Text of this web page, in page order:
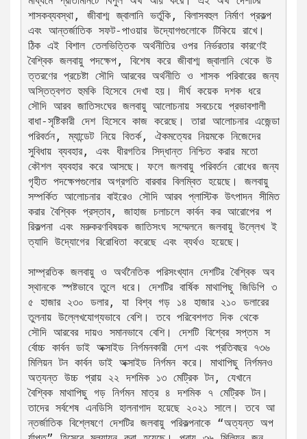
শাসকব্যবস্থা, জীবাশ্ম জ্বালানি ভর্তুকি, বিলাসবহুল নির্মাণ প্রকল্প
এবং আন্তর্জাতিক সফট-পাওয়ার উদ্যোগগুলোকে টিকিয়ে রাখে।
ঠিক এই বিশাল তেলভিত্তিক অর্থনীতির ওপর নির্ভরতার কারণেই
বৈশ্বিক জলবায়ু পদক্ষেপ, বিশেষ করে জীবাশ্ম জ্বালানি থেকে উ
ত্তরণের প্রচেষ্টা সৌদি আরবের অর্থনীতি ও শাসক পরিবারের জন্য
অস্তিত্বগত হুমকি হিসেবে দেখা হয়। দীর্ঘ কয়েক দশক ধরে
সৌদি আরব জাতিসংঘের জলবায়ু আলোচনায় সবচেয়ে প্রভাবশালী
বাধা-সৃষ্টিকারী দেশ হিসেবে কাজ করেছে। তারা আলোচনার এজেন্ডা
পরিবর্তন, ম্যান্ডেট নিয়ে বিতর্ক, ঐকমত্যের নিয়মকে নিজেদের
সুবিধায় ব্যবহার, এবং ধীরগতির সিদ্ধান্ত নিশ্চিত করার মতো
কৌশল ব্যবহার করে আসছে। ফলে জলবায়ু পরিবর্তন রোধের জন্য
গৃহীত পদক্ষেপগুলোর অগ্রগতি বারবার বিলম্বিত হয়েছে। জলবায়ু
সম্পর্কিত আলোচনার বাইরেও সৌদি আরব প্লাস্টিক উৎপাদন সীমিত
করার বৈশ্বিক প্রস্তাব, জাহাজ চলাচলে কার্বন কর আরোপের প
রিকল্পনা এবং মরুকরণবিষয়ক জাতিসংঘ সম্মেলনে জলবায়ু উল্লেখ ই
ত্যাদি উদ্যোগের বিরোধিতা করেছে এবং ব্যর্থও হয়েছে।
সাম্প্রতিক জলবায়ু ও অর্থনৈতিক পরিসংখ্যান দেশটির বৈশ্বিক অব
স্থানকে স্পষ্টভাবে তুলে ধরে। দেশটির বার্ষিক মাথাপিছু জিডিপি ৩
৫ হাজার ২৩০ ডলার, যা বিশ্ব গড় ১৪ হাজার ২১০ ডলারের
তুলনায় উল্লেখযোগ্যভাবে বেশি। তবে পরিবেশগত দিক থেকে
সৌদি আরবের দায়ও সমানভাবে বেশি। দেশটি বিশ্বের সপ্তম স
র্বোচ্চ কার্বন ডাই অক্সাইড নির্গমনকারী দেশ এবং প্রতিবছর ৭৩৬
মিলিয়ন টন কার্বন ডাই অক্সাইড নির্গমন করে। মাথাপিছু নির্গমনও
অত্যন্ত উচ্চ প্রায় ২২ দশমিক ১৩ মেট্রিক টন, যেখানে
বৈশ্বিক মাথাপিছু গড় নির্গমন মাত্র ৪ দশমিক ৭ মেট্রিক টন।
তাদের সর্বশেষ এনডিসি হালনাগাদ হয়েছে ২০২১ সালে। তবে আ
ন্তর্জাতিক বিশ্লেষণে দেশটির জলবায়ু পরিকল্পনাকে “অত্যন্ত অপ